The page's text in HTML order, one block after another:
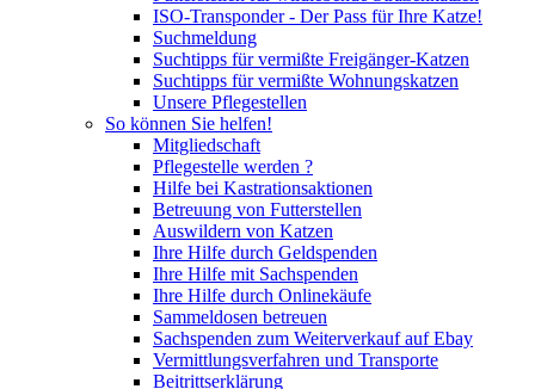
ISO-Transponder - Der Pass für Ihre Katze!
Suchmeldung
Suchtipps für vermißte Freigänger-Katzen
Suchtipps für vermißte Wohnungskatzen
Unsere Pflegestellen
So können Sie helfen!
Mitgliedschaft
Pflegestelle werden ?
Hilfe bei Kastrationsaktionen
Betreuung von Futterstellen
Auswildern von Katzen
Ihre Hilfe durch Geldspenden
Ihre Hilfe mit Sachspenden
Ihre Hilfe durch Onlinekäufe
Sammeldosen betreuen
Sachspenden zum Weiterverkauf auf Ebay
Vermittlungsverfahren und Transporte
Beitrittserklärung